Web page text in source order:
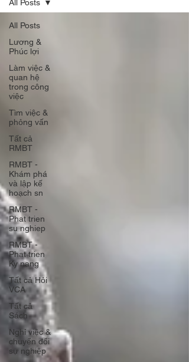
All Posts
Lương &
Phúc lợi
Làm việc &
quan hệ
trong công
việc
Tìm việc &
phỏng vấn
Tất cả
RMBT
RMBT -
Khám phá
và lập kế
hoạch sn
RMBT -
Phat trien
su nghiep
RMBT -
Phat trien
Ky nang
Tất cả Hỏi
VCA
Tất cả
Sách
Nghỉ việc &
chuyển đổi
sự nghiệp
All Posts